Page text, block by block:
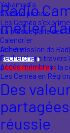
Yakamedia
Salle de presse
Les Ceméa
La presse parle des
Calendrier
Adhérer
Rechercher
Accès membres
Radio
métier
Une émission de
l'animation à travers
périscolaire dans la
Les Ceméa en Région
Des
réussie